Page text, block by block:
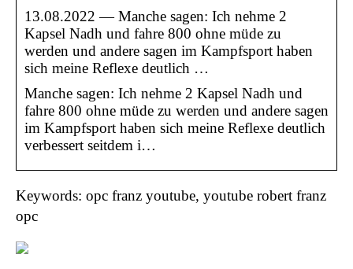
13.08.2022 — Manche sagen: Ich nehme 2
Kapsel Nadh und fahre 800 ohne müde zu
werden und andere sagen im Kampfsport haben
sich meine Reflexe deutlich …
Manche sagen: Ich nehme 2 Kapsel Nadh und
fahre 800 ohne müde zu werden und andere sagen
im Kampfsport haben sich meine Reflexe deutlich
verbessert seitdem i…
Keywords: opc franz youtube, youtube robert franz
opc